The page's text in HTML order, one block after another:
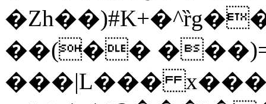
��(��
���|L���